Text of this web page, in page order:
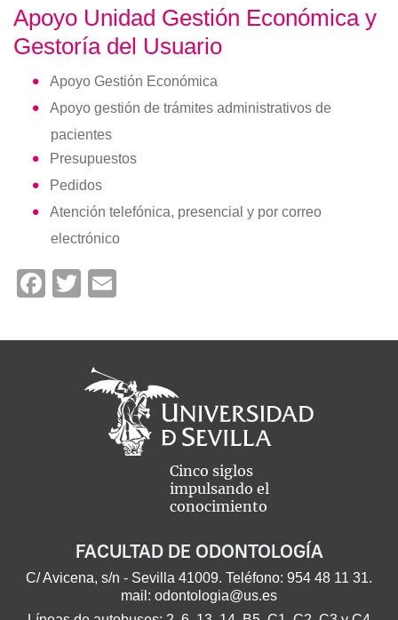
Apoyo Unidad Gestión Económica y
Gestoría del Usuario
Apoyo Gestión Económica
Apoyo gestión de trámites administrativos de
pacientes
Presupuestos
Pedidos
Atención telefónica, presencial y por correo
electrónico
Facebook
Twitter
Cinco siglos
impulsando el
conocimiento
FACULTAD DE ODONTOLOGÍA
C/ Avicena, s/n - Sevilla 41009. Teléfono: 954 48 11 31.
mail: odontologia@us.es